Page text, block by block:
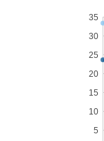
5
10
15
20
25
30
35